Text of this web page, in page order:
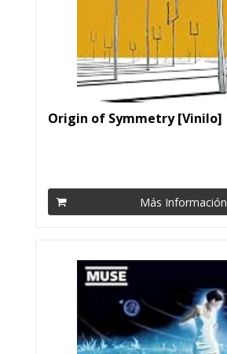
Origin of Symmetry [Vinilo]
Más Información